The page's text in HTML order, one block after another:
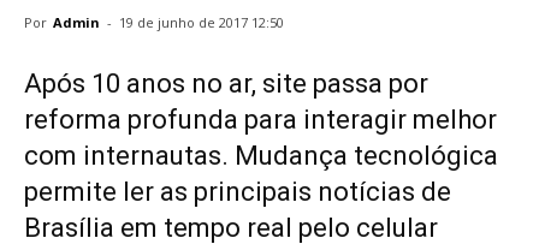
Por Admin - 19 de junho de 2017 12:50
Após 10 anos no ar, site passa por
reforma profunda para interagir melhor
com internautas. Mudança tecnológica
permite ler as principais notícias de
Brasília em tempo real pelo celular